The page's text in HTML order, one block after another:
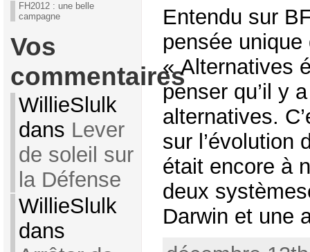
FH2012 : une belle
campagne
Vos
commentaires
WillieSlulk
dans Lever
de soleil sur
la Défense
WillieSlulk
dans
Entendu sur
pensée unique
« Alternatives
penser qu’il y
alternatives.
sur l’évolution
était encore à
deux
Darwin et une